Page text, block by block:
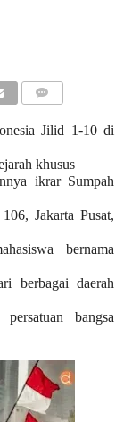
Jilid 1-10 di
khusus
ikrar Sumpah
Jakarta Pusat,
bernama
berbagai daerah
bangsa